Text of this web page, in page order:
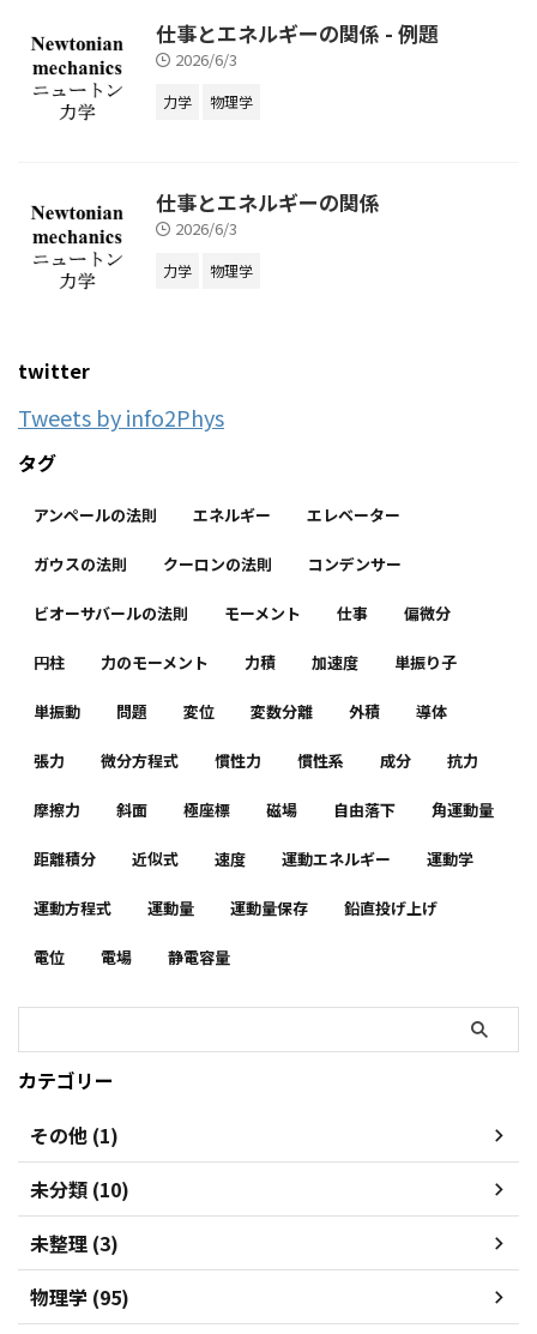
仕事とエネルギーの関係 - 例題
2026/6/3
力学 物理学
仕事とエネルギーの関係
2026/6/3
力学 物理学
twitter
Tweets by info2Phys
タグ
アンペールの法則 エネルギー エレベーター
ガウスの法則 クーロンの法則 コンデンサー
ビオーサバールの法則 モーメント 仕事 偏微分
円柱 力のモーメント 力積 加速度 単振り子
単振動 問題 変位 変数分離 外積 導体
張力 微分方程式 慣性力 慣性系 成分 抗力
摩擦力 斜面 極座標 磁場 自由落下 角運動量
距離積分 近似式 速度 運動エネルギー 運動学
運動方程式 運動量 運動量保存 鉛直投げ上げ
電位 電場 静電容量
カテゴリー
その他 (1)
未分類 (10)
未整理 (3)
物理学 (95)